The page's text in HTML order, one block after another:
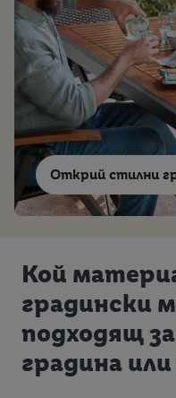
Открий стилни
Кой
градински
подходящ
градина